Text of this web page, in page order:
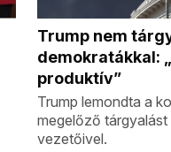
Trump nem
demokratákkal:
produktív”
Trump lemondta a
megelőző
vezetőivel.